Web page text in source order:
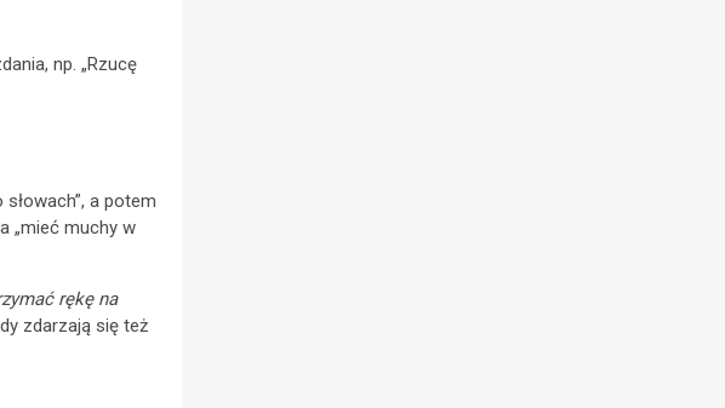
np. „Rzucę
a potem
„mieć muchy w
rękę na
zdarzają się też